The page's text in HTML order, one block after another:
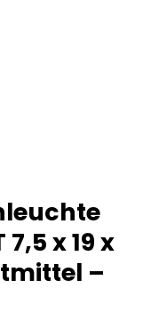
x 19 x
–